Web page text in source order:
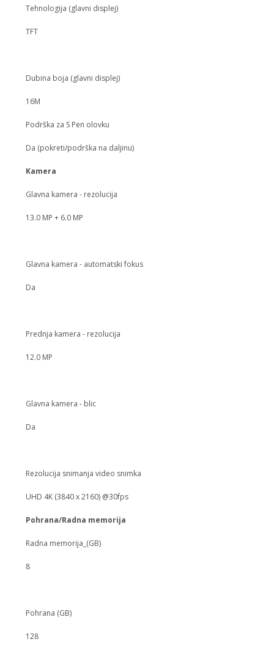
Tehnologija (glavni displej)
TFT
Dubina boja (glavni displej)
16M
Podrška za S Pen olovku
Da (pokreti/podrška na daljinu)
Kamera
Glavna kamera - rezolucija
13.0 MP + 6.0 MP
Glavna kamera - automatski fokus
Da
Prednja kamera - rezolucija
12.0 MP
Glavna kamera - blic
Da
Rezolucija snimanja video snimka
UHD 4K (3840 x 2160) @30fps
Pohrana/Radna memorija
Radna memorija_(GB)
8
Pohrana (GB)
128